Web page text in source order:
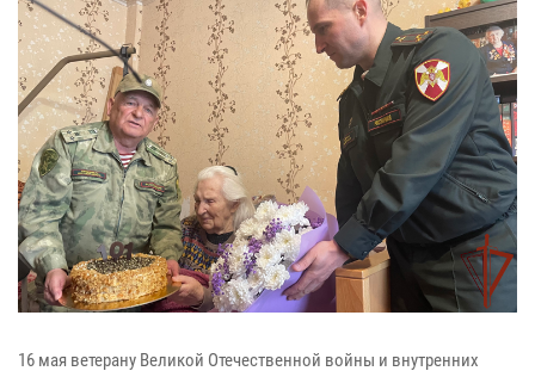
16 мая ветерану Великой Отечественной войны и внутренних